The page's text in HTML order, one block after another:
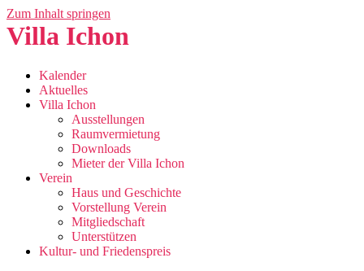
Zum Inhalt springen
Villa Ichon
Kalender
Aktuelles
Villa Ichon
Ausstellungen
Raumvermietung
Downloads
Mieter der Villa Ichon
Verein
Haus und Geschichte
Vorstellung Verein
Mitgliedschaft
Unterstützen
Kultur- und Friedenspreis